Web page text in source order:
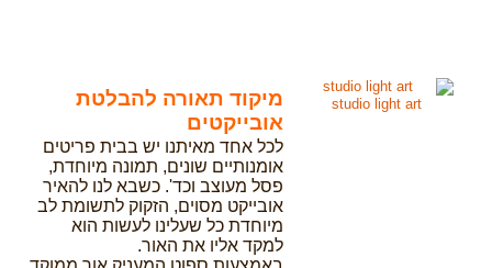
studio light art
מיקוד תאורה להבלטת
אובייקטים
לכל אחד מאיתנו יש בבית פריטים
אומנותיים שונים, תמונה מיוחדת,
פסל מעוצב וכד'. כשבא לנו להאיר
אובייקט מסוים, הזקוק לתשומת לב
מיוחדת כל שעלינו לעשות הוא
למקד אליו את האור.